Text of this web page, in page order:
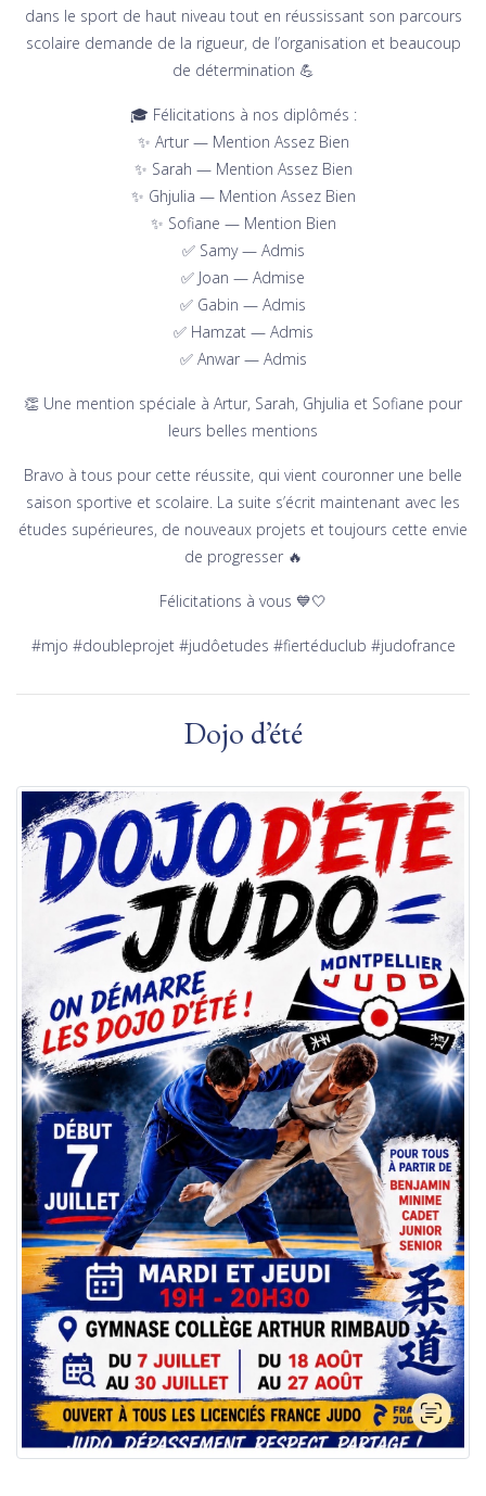
dans le sport de haut niveau tout en réussissant son parcours
scolaire demande de la rigueur, de l’organisation et beaucoup
de détermination 💪
🎓 Félicitations à nos diplômés :
✨ Artur — Mention Assez Bien
✨ Sarah — Mention Assez Bien
✨ Ghjulia — Mention Assez Bien
✨ Sofiane — Mention Bien
✅ Samy — Admis
✅ Joan — Admise
✅ Gabin — Admis
✅ Hamzat — Admis
✅ Anwar — Admis
👏 Une mention spéciale à Artur, Sarah, Ghjulia et Sofiane pour
leurs belles mentions
Bravo à tous pour cette réussite, qui vient couronner une belle
saison sportive et scolaire. La suite s’écrit maintenant avec les
études supérieures, de nouveaux projets et toujours cette envie
de progresser 🔥
Félicitations à vous 💙🤍
#mjo #doubleprojet #judôetudes #fiertéduclub #judofrance
Dojo d’été